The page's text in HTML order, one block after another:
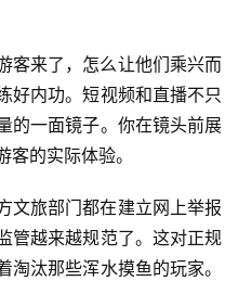
客来了，怎么让他们乘兴而
好内功。短视频和直播不只
的一面镜子。你在镜头前展
的实际体验。
文旅部门都在建立网上举报
管越来越规范了。这对正规
汰那些浑水摸鱼的玩家。